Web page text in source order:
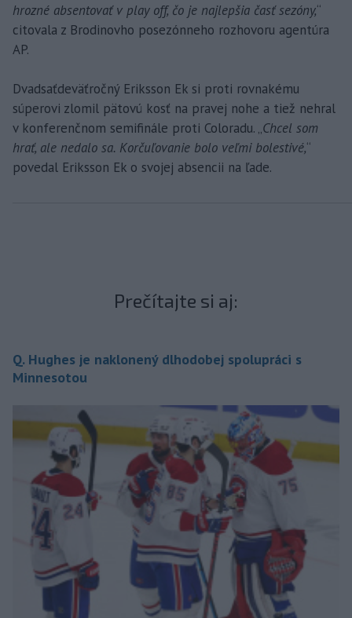
hrozné absentovať v play off, čo je najlepšia časť sezóny,“
citovala z Brodinovho posezónneho rozhovoru agentúra
AP.
Dvadsaťdeväťročný Eriksson Ek si proti rovnakému
súperovi zlomil pätovú kosť na pravej nohe a tiež nehral
v konferenčnom semifinále proti Coloradu. „Chcel som
hrať, ale nedalo sa. Korčuľovanie bolo veľmi bolestivé,“
povedal Eriksson Ek o svojej absencii na ľade.
Prečítajte si aj:
Q. Hughes je naklonený dlhodobej spolupráci s
Minnesotou